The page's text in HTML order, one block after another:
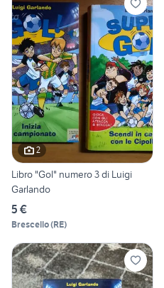
2
Libro "Gol" numero 3 di Luigi
Garlando
5 €
Brescello(RE)